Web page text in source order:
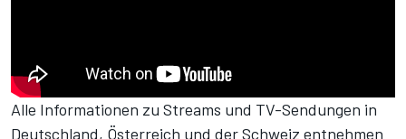
Alle Informationen zu Streams und TV-Sendungen in
Deutschland, Österreich und der Schweiz entnehmen